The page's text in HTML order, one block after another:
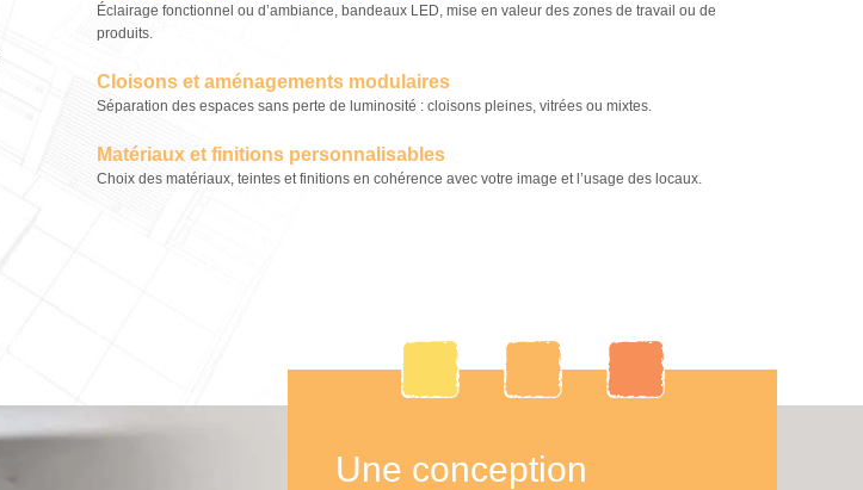
Éclairage fonctionnel ou d’ambiance, bandeaux LED, mise en valeur des zones de travail ou de
produits.
Cloisons et aménagements modulaires
Séparation des espaces sans perte de luminosité : cloisons pleines, vitrées ou mixtes.
Matériaux et finitions personnalisables
Choix des matériaux, teintes et finitions en cohérence avec votre image et l’usage des locaux.
Une conception